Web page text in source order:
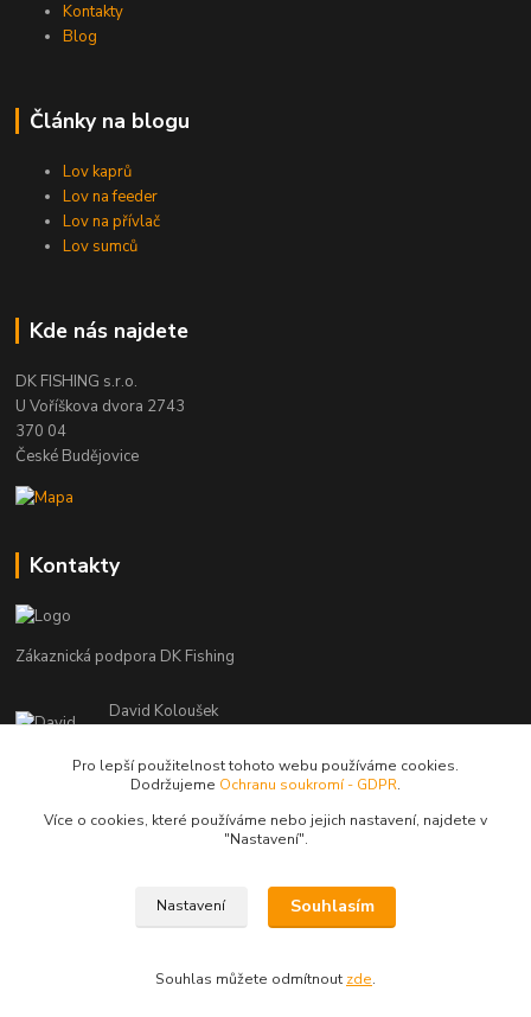
Kontakty
Blog
Články na blogu
Lov kaprů
Lov na feeder
Lov na přívlač
Lov sumců
Kde nás najdete
DK FISHING s.r.o.
U Voříškova dvora 2743
370 04
České Budějovice
Kontakty
Zákaznická podpora DK Fishing
David Koloušek
(Po-Pá, 7-18 hod.)
© Copyright 2026 - DK FISHING s.r.o.
Pro lepší použitelnost tohoto webu používáme cookies.
Dodržujeme Ochranu soukromí - GDPR.
Více o cookies, které používáme nebo jejich nastavení, najdete v
"Nastavení".
Nastavení Souhlasím
Souhlas můžete odmítnout zde.